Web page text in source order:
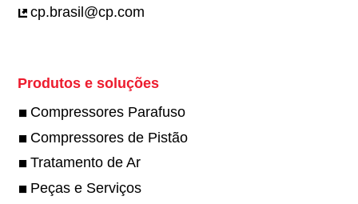
cp.brasil@cp.com
Produtos e soluções
Compressores Parafuso
Compressores de Pistão
Tratamento de Ar
Peças e Serviços